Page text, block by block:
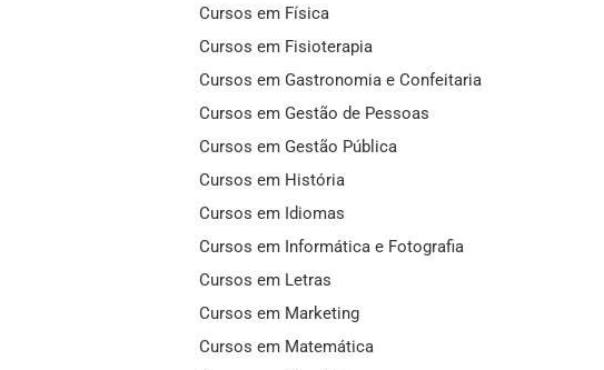
Cursos em Física
Cursos em Fisioterapia
Cursos em Gastronomia e Confeitaria
Cursos em Gestão de Pessoas
Cursos em Gestão Pública
Cursos em História
Cursos em Idiomas
Cursos em Informática e Fotografia
Cursos em Letras
Cursos em Marketing
Cursos em Matemática